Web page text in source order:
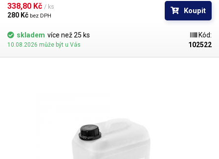
površích. Je tedy vhodný například k čištění optických přístrojů,
optických disků CD a DVD, magnetických hlav - VHS a disketových
mechanik, pohonů disků, čištění desek plošných spojů DPS (PCB) -
čištění základních desek vytopených telefonů nebo odstraňování
kalafuny a flux pasty, čištění zrcadel a odstraňování nánosů mazacích
prostředků na ropné bázi. izopropyl je kompatibilní s konstrukčními
materiály používanými v elektronice. Je neutrální k většině obecně
338,80 Kč / ks
280 Kč bez DPH
Koupit
skladem více než 25 ks
10.08.2026 může být u Vás
Kód:
102522